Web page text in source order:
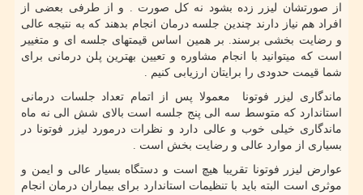
از صورتشان لیزر زده بشود نه کل صورت . و از طرفی بعضی از
افراد هم نیاز دارند چندین جلسه درمان انجام بدهند که به نتیجه عالی
و رضایت بخشی برسند. بر همین اساس قیمتهای جلسه ای و متغییر
است که میتوانید با انجام مشاوره و تعیین بهترین پلن درمانی برای
شما قیمت حدودی را برایتان ارزیابی کنیم .
ماندگاری لیزر فوتونا معمولا پس از اتمام تعداد جلسات درمانی
استاندارد که متوسط سه الی پنج جلسه است بالای شش الی نه ماه
ماندگاری خیلی خوب و عالی دارد و نظرات درمورد لیزر فوتونا در
بسیاری از موارد عالی و رضایت بخش است .
عوارض لیزر فوتونا تقریبا هیچ است و دستگاه بسیار عالی و ایمن و
موثری است البته باید با تنظیمات استاندارد برای بیماران درمان انجام